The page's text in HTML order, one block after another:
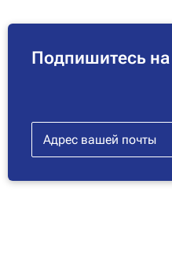
Подпишитесь